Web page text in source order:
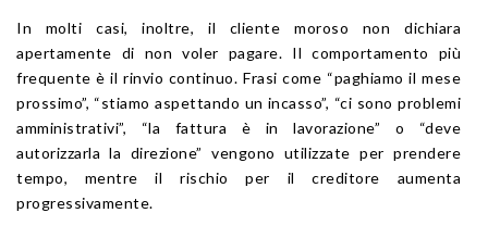
In molti casi, inoltre, il cliente moroso non dichiara
apertamente di non voler pagare. Il comportamento più
frequente è il rinvio continuo. Frasi come “paghiamo il mese
prossimo”, “stiamo aspettando un incasso”, “ci sono problemi
amministrativi”, “la fattura è in lavorazione” o “deve
autorizzarla la direzione” vengono utilizzate per prendere
tempo, mentre il rischio per il creditore aumenta
progressivamente.